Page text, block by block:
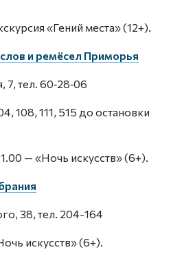
«Гений места» (12+).
и ремёсел Приморья
7, тел. 60‑28‑06
108, 111, 515 до остановки
— «Ночь искусств» (6+).
38, тел. 204-164
искусств» (6+).